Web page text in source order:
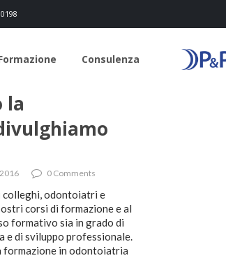
Consulenza
la
0 Comments
colleghi, odontoiatri e
corsi di formazione e al
formativo sia in grado di
di sviluppo professionale.
formazione in odontoiatria